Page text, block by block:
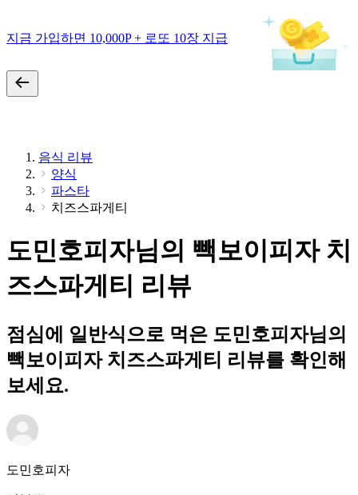
지금 가입하면 10,000P + 로또 10장 지급
음식 리뷰
양식
파스타
치즈스파게티
도민호피자님의 빽보이피자 치
즈스파게티 리뷰
점심에 일반식으로 먹은 도민호피자님의
빽보이피자 치즈스파게티 리뷰를 확인해
보세요.
도민호피자